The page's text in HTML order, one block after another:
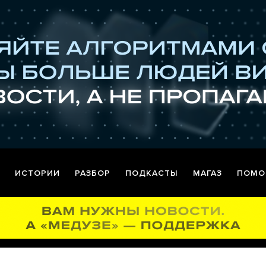
ИСТОРИИ РАЗБОР ПОДКАСТЫ МАГАЗ